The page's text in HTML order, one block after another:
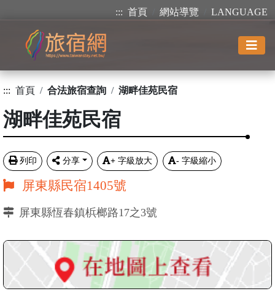
::: 首頁 網站導覽 LANGUAGE
::: 首頁 合法旅宿查詢 湖畔佳苑民宿
湖畔佳苑民宿
列印 分享 + 字級放大 - 字級縮小
屏東縣民宿1405號
屏東縣恆春鎮梹榔路17之3號